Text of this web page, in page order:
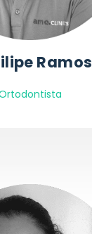
Ramos